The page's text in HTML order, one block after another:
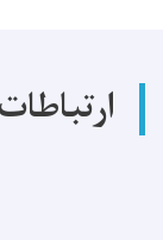
(۴۷۴۰)
عملیات